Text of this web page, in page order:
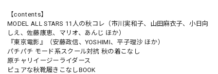
【contents】
MODEL ALL STARS 11人の秋コレ（市川実和子、山田麻衣子、小日向
しえ、佐藤康恵、マリオ、あんじ ほか）
『東京電影』（安藤政信、YOSHIMI、平子理沙 ほか）
パチパチ モード系スクール対抗 秋の着こなし
原チャリイージーライダース
ピュアな秋靴履きこなしBOOK